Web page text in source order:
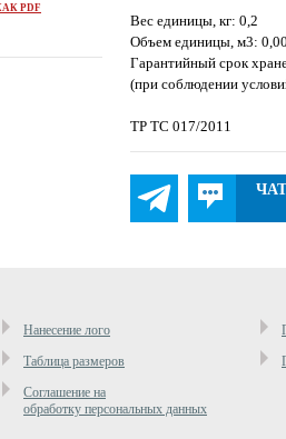
PDF
Вес единицы, кг: 0,2
Объем единицы, м3:
Гарантийный срок
(при соблюдении
ТР ТС 017/2011
Нанесение лого
Таблица размеров
Cоглашение на
обработку персональных данных